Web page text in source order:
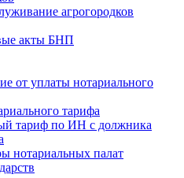
агрогородков
акты БНП
от уплаты нотариального
тарифа
тариф по ИН с должника
нотариальных палат